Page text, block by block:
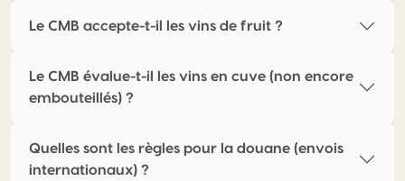
Le CMB accepte-t-il les vins de fruit ?
Le CMB évalue-t-il les vins en cuve (non encore
embouteillés) ?
Quelles sont les règles pour la douane (envois
internationaux) ?